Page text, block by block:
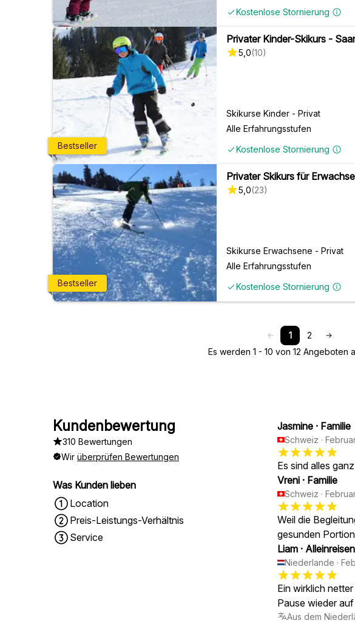
Kostenlose Stornierung
Bestseller
Privater Kinder-Skikurs -
5,0(10)
Skikurse Kinder - Privat
Alle Erfahrungsstufen
Kostenlose Stornierung
Bestseller
Privater Skikurs für
5,0(23)
Skikurse Erwachsene - Privat
Alle Erfahrungsstufen
Kostenlose Stornierung
1
2
Es werden 1 - 10 von 12 Angeboten
Kundenbewertung
310 Bewertungen
Wir überprüfen Bewertungen
Was Kunden lieben
Location
Preis-Leistungs-Verhältnis
Service
Jasmine · Familie
Schweiz ·
Es sind alles
Vreni · Familie
Schweiz ·
Weil die
gesunden
Liam ·
Niederlande ·
Ein wirklich
Pause wieder
Aus dem